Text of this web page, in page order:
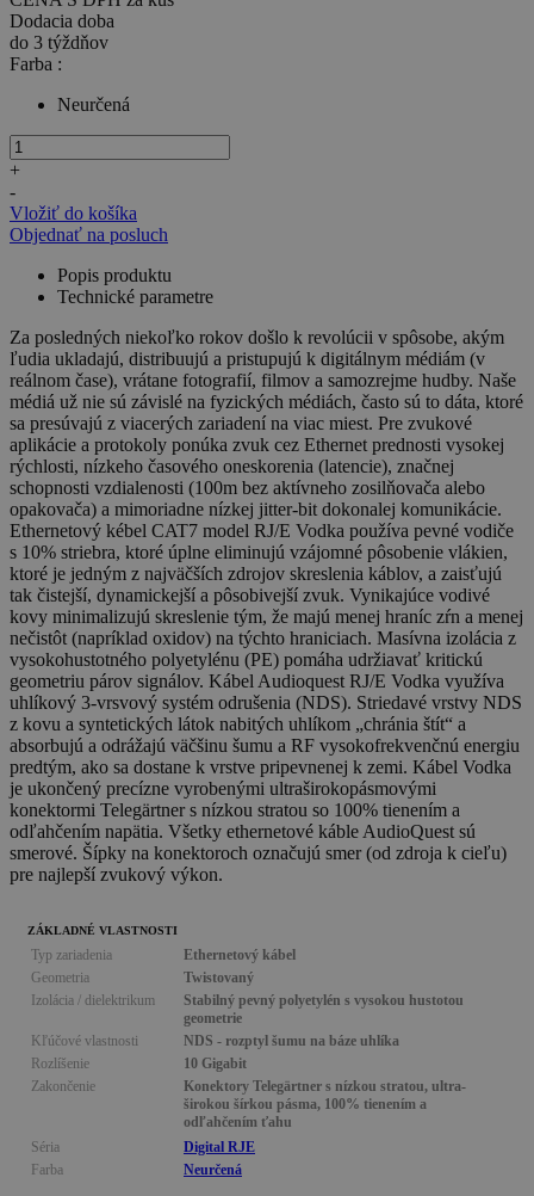
Dodacia doba
do 3 týždňov
Farba :
Neurčená
+
-
Vložiť do košíka
Objednať na posluch
Popis produktu
Technické parametre
Za posledných niekoľko rokov došlo k revolúcii v spôsobe, akým
ľudia ukladajú, distribuujú a pristupujú k digitálnym médiám (v
reálnom čase), vrátane fotografií, filmov a samozrejme hudby. Naše
médiá už nie sú závislé na fyzických médiách, často sú to dáta, ktoré
sa presúvajú z viacerých zariadení na viac miest. Pre zvukové
aplikácie a protokoly ponúka zvuk cez Ethernet prednosti vysokej
rýchlosti, nízkeho časového oneskorenia (latencie), značnej
schopnosti vzdialenosti (100m bez aktívneho zosilňovača alebo
opakovača) a mimoriadne nízkej jitter-bit dokonalej komunikácie.
Ethernetový kébel CAT7 model RJ/E Vodka používa pevné vodiče
s 10% striebra, ktoré úplne eliminujú vzájomné pôsobenie vlákien,
ktoré je jedným z najväčších zdrojov skreslenia káblov, a zaisťujú
tak čistejší, dynamickejší a pôsobivejší zvuk. Vynikajúce vodivé
kovy minimalizujú skreslenie tým, že majú menej hraníc zŕn a menej
nečistôt (napríklad oxidov) na týchto hraniciach. Masívna izolácia z
vysokohustotného polyetylénu (PE) pomáha udržiavať kritickú
geometriu párov signálov. Kábel Audioquest RJ/E Vodka využíva
uhlíkový 3-vrsvový systém odrušenia (NDS). Striedavé vrstvy NDS
z kovu a syntetických látok nabitých uhlíkom „chránia štít“ a
absorbujú a odrážajú väčšinu šumu a RF vysokofrekvenčnú energiu
predtým, ako sa dostane k vrstve pripevnenej k zemi. Kábel Vodka
je ukončený precízne vyrobenými ultraširokopásmovými
konektormi Telegärtner s nízkou stratou so 100% tienením a
odľahčením napätia. Všetky ethernetové káble AudioQuest sú
smerové. Šípky na konektoroch označujú smer (od zdroja k cieľu)
pre najlepší zvukový výkon.
ZÁKLADNÉ VLASTNOSTI
Typ zariadenia
Ethernetový kábel
Geometria
Twistovaný
Izolácia / dielektrikum
Stabilný pevný polyetylén s vysokou hustotou
geometrie
Kľúčové vlastnosti
NDS - rozptyl šumu na báze uhlíka
Rozlíšenie
10 Gigabit
Zakončenie
Konektory Telegärtner s nízkou stratou, ultra-
širokou šírkou pásma, 100% tienením a
odľahčením ťahu
Séria
Digital RJE
Farba
Neurčená